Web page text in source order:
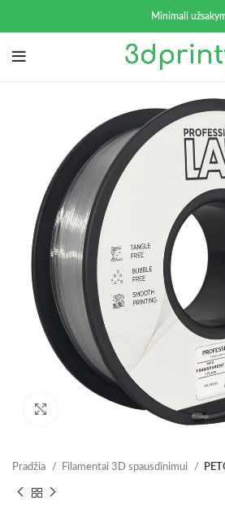
Minimali
Spustelėkite norėdami padidinti
Pradžia Filamentai 3D spausdinimui